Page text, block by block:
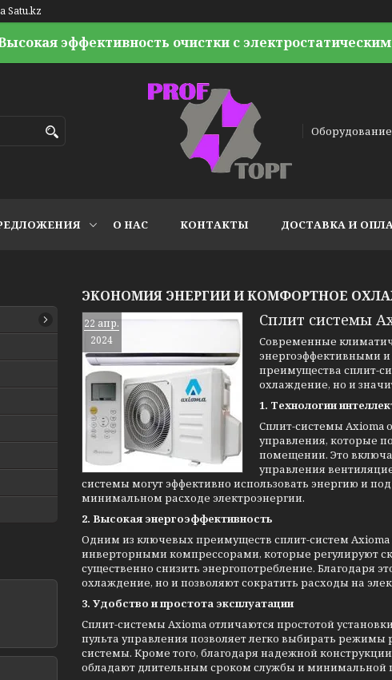
Satu.kz
эффективность очистки с
Оборудование
О НАС КОНТАКТЫ ДОСТАВКА И
ЭКОНОМИЯ ЭНЕРГИИ И КОМФОРТНОЕ
22 апр.
2024
Сплит системы
Современные
энергоэффективными
преимущества сплит-
охлаждение, но и
1. Технологии
Сплит-системы Axioma
управления, которые
помещении. Это
управления
системы могут эффективно использовать энергию и
минимальном расходе электроэнергии.
2. Высокая энергоэффективность
Одним из ключевых преимуществ сплит-систем
инверторными компрессорами, которые регулируют
существенно снизить энергопотребление. Благодаря
охлаждение, но и позволяют сократить расходы на
3. Удобство и простота эксплуатации
Сплит-системы Axioma отличаются простотой
пульта управления позволяет легко выбирать
системы. Кроме того, благодаря надежной
обладают длительным сроком службы и минимальной